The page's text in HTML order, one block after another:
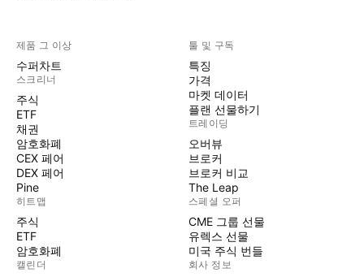
제품 그 이상
수퍼차트
스크리너
주식
ETF
채권
암호화폐
CEX 페어
DEX 페어
Pine
히트맵
주식
ETF
암호화폐
캘린더
툴 및 구독
특징
가격
마켓 데이터
플랜 선물하기
트레이딩
오버뷰
브로커
브로커 비교
The Leap
스페셜 오퍼
CME 그룹 선물
유렉스 선물
미국 주식 번들
회사 정보